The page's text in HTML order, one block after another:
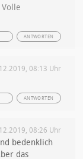
ANTWORTEN
08:13 Uhr
ANTWORTEN
08:26 Uhr
bedenklich
das